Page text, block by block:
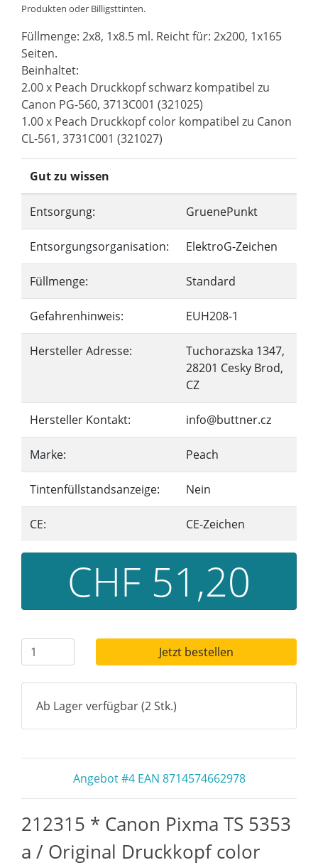
Produkten oder Billigsttinten.
Füllmenge: 2x8, 1x8.5 ml. Reicht für: 2x200, 1x165
Seiten.
Beinhaltet:
2.00 x Peach Druckkopf schwarz kompatibel zu
Canon PG-560, 3713C001 (321025)
1.00 x Peach Druckkopf color kompatibel zu Canon
CL-561, 3731C001 (321027)
Gut zu wissen
Entsorgung: GruenePunkt
Entsorgungsorganisation: ElektroG-Zeichen
Füllmenge: Standard
Gefahrenhinweis: EUH208-1
Hersteller Adresse:
Tuchorazska 1347,
28201 Cesky Brod,
CZ
Hersteller Kontakt: info@buttner.cz
Marke: Peach
Tintenfüllstandsanzeige: Nein
CE: CE-Zeichen
CHF 51,20
Jetzt bestellen
Ab Lager verfügbar (2 Stk.)
Angebot #4 EAN 8714574662978
212315 * Canon Pixma TS 5353
a / Original Druckkopf color